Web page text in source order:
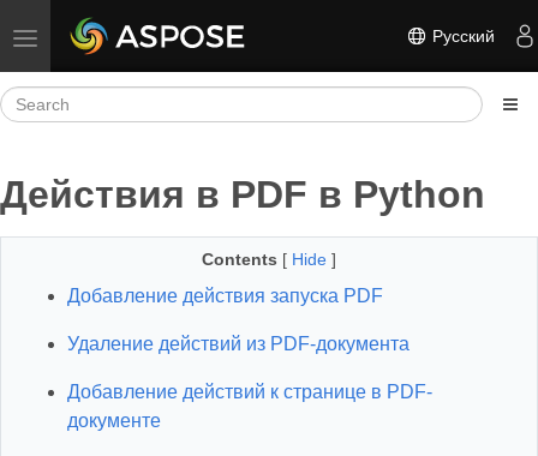
Toggle navigation Русский
Действия в PDF в Python
Contents [ Hide ]
Добавление действия запуска PDF
Удаление действий из PDF-документа
Добавление действий к странице в PDF-
документе